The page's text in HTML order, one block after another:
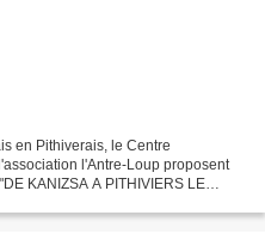
en Pithiverais, le Centre
l'Antre-Loup proposent
KANIZSA A PITHIVIERS LE